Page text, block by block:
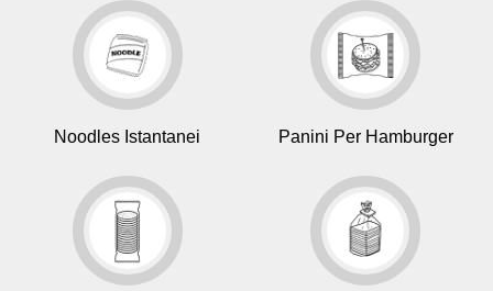
Noodles Istantanei Panini Per Hamburger